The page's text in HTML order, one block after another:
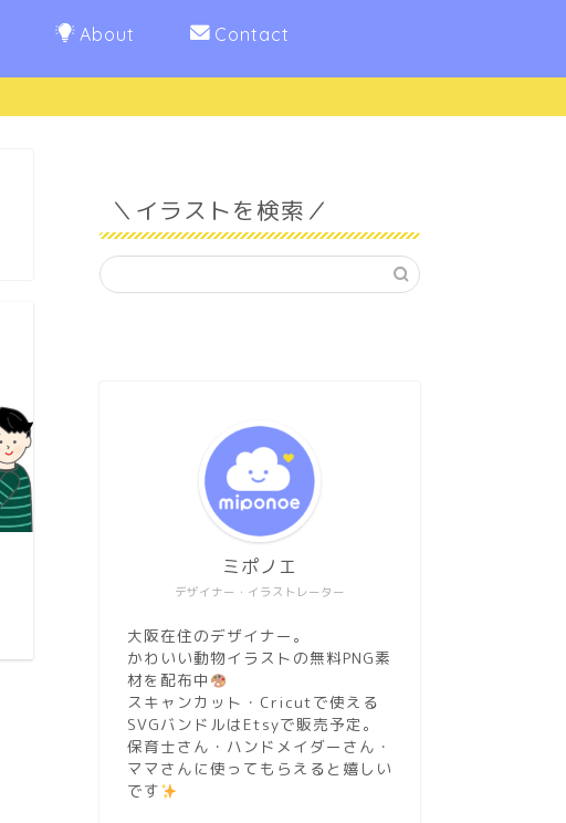
About Contact
＼イラストを検索／
デザイナー・イラストレーター
ミポノエ
大阪在住のデザイナー。
かわいい動物イラストの無料PNG素
材を配布中
スキャンカット・Cricutで使える
SVGバンドルはEtsyで販売予定。
保育士さん・ハンドメイダーさん・
ママさんに使ってもらえると嬉しい
です